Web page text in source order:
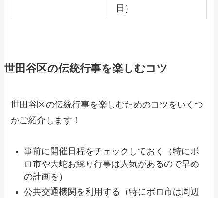
日）
世田谷区の伝統行事を楽しむコツ
世田谷区の伝統行事を楽しむためのコツをいくつ
かご紹介します！
事前に開催日程をチェックしておく（特にボ
ロ市や大蛇お練り行事は人気があるので早め
の計画を）
公共交通機関を利用する（特にボロ市は周辺